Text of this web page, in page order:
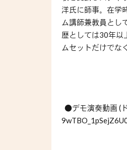
洋氏に師事。在学
ム講師兼教員とし
歴としては30年以
ムセットだけでな
●デモ演奏動画 (